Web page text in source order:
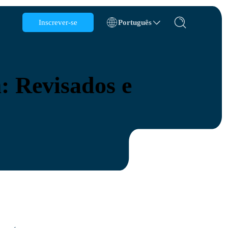
Inscrever-se Português
Chile China
Revisados e